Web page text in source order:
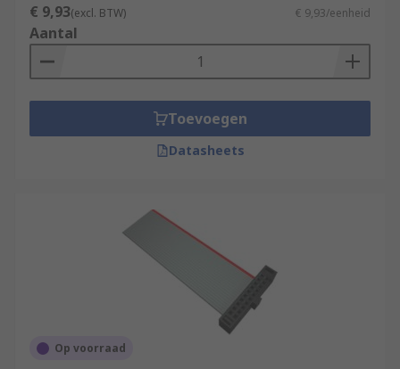
€ 9,93(excl. BTW) € 9,93/eenheid
Aantal
Toevoegen
Datasheets
Op voorraad